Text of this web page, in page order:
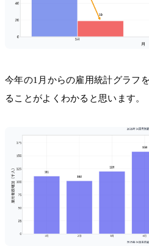
今年の1月からの雇用統計グラフ
ることがよくわかると思います。